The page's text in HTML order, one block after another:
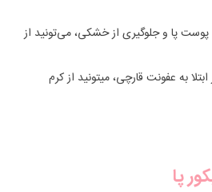
پا و جلوگیری از خشکی، می‌تونید از
به عفونت قارچی، میتونید از کرم
پا